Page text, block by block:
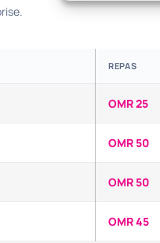
REPAS
OMR 25
OMR 50
OMR 50
OMR 45